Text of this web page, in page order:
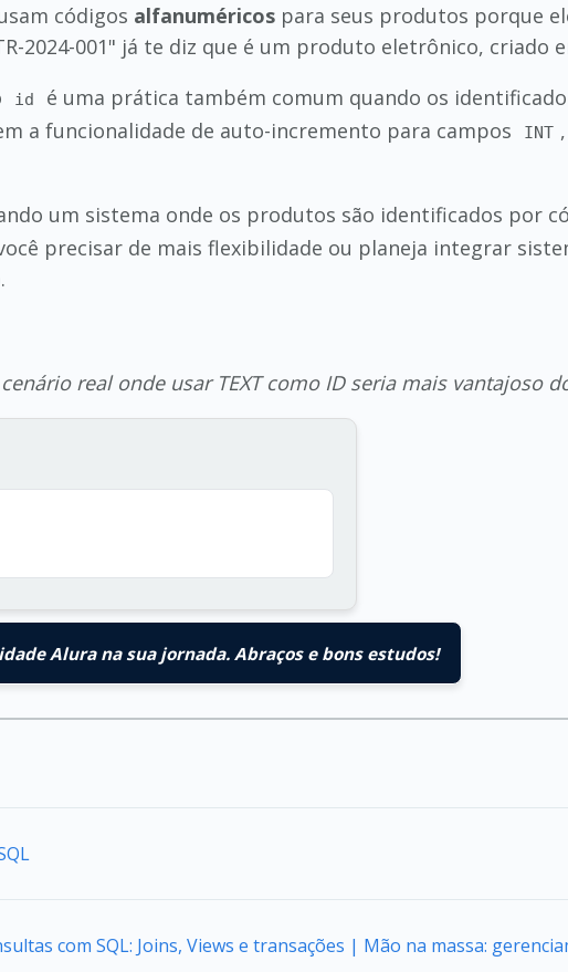
códigos alfanuméricos para seus produtos porque
2024-001" já te diz que é um produto eletrônico, criado
id é uma prática também comum quando os
a funcionalidade de auto-incremento para campos
INT
um sistema onde os produtos são identificados por
precisar de mais flexibilidade ou planeja integrar
real onde usar TEXT como ID seria mais vantajoso
Alura na sua jornada. Abraços e bons estudos!
com SQL: Joins, Views e transações | Mão na massa: